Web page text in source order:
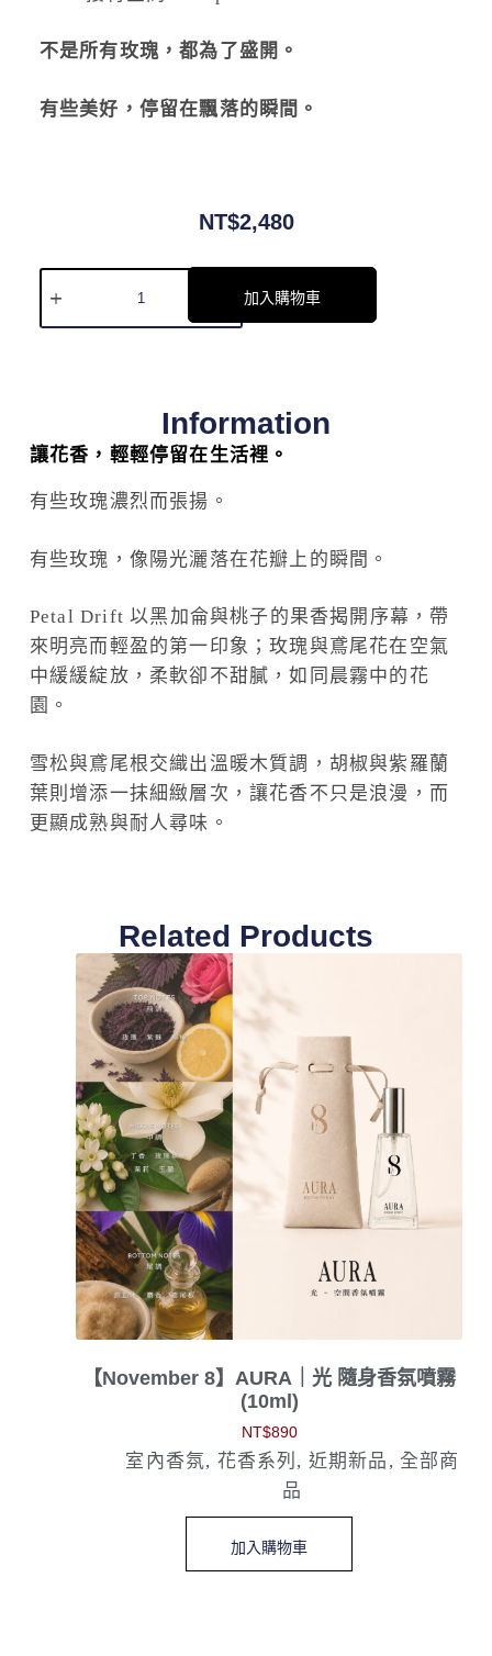
不是所有玫瑰，都為了盛開。
有些美好，停留在飄落的瞬間。
NT$2,480
加入購物車
Information
讓花香，輕輕停留在生活裡。
有些玫瑰濃烈而張揚。
有些玫瑰，像陽光灑落在花瓣上的瞬間。
Petal Drift 以黑加侖與桃子的果香揭開序幕，帶
來明亮而輕盈的第一印象；玫瑰與鳶尾花在空氣
中緩緩綻放，柔軟卻不甜膩，如同晨霧中的花
園。
雪松與鳶尾根交織出溫暖木質調，胡椒與紫羅蘭
葉則增添一抹細緻層次，讓花香不只是浪漫，而
更顯成熟與耐人尋味。
Related Products
【November 8】AURA｜光 隨身香氛噴霧
(10ml)
NT$890
室內香氛, 花香系列 , 近期新品 , 全部商
品
加入購物車